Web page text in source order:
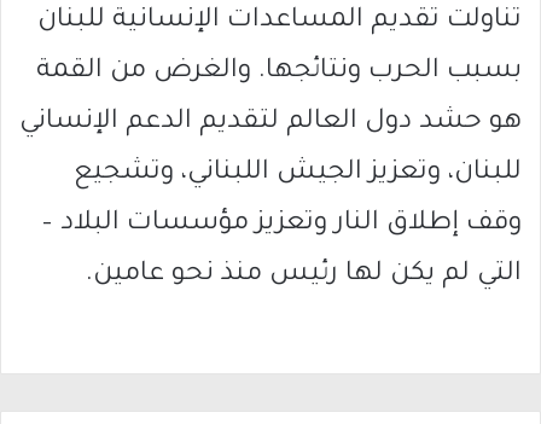
تناولت تقديم المساعدات الإنسانية للبنان
بسبب الحرب ونتائجها. والغرض من القمة
هو حشد دول العالم لتقديم الدعم الإنساني
للبنان، وتعزيز الجيش اللبناني، وتشجيع
وقف إطلاق النار وتعزيز مؤسسات البلاد –
التي لم يكن لها رئيس منذ نحو عامين.